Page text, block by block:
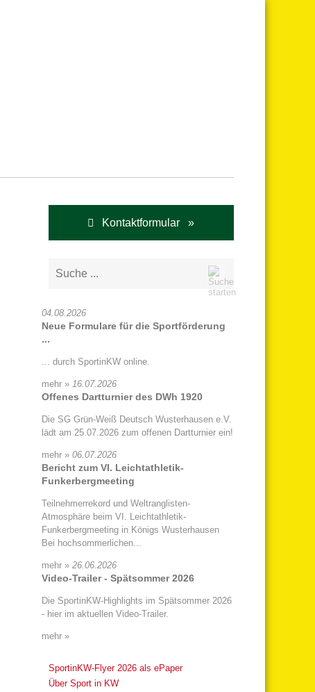
Kontaktformular »
04.08.2026
Neue Formulare für die Sportförderung
...
... durch SportinKW online.
mehr » 16.07.2026
Offenes Dartturnier des DWh 1920
Die SG Grün-Weiß Deutsch Wusterhausen e.V.
lädt am 25.07.2026 zum offenen Dartturnier ein!
mehr » 06.07.2026
Bericht zum VI. Leichtathletik-
Funkerbergmeeting
Teilnehmerrekord und Weltranglisten-
Atmosphäre beim VI. Leichtathletik-
Funkerbergmeeting in Königs Wusterhausen
Bei hochsommerlichen...
mehr » 26.06.2026
Video-Trailer - Spätsommer 2026
Die SportinKW-Highlights im Spätsommer 2026
- hier im aktuellen Video-Trailer.
mehr »
SportinKW-Flyer 2026 als ePaper
Über Sport in KW